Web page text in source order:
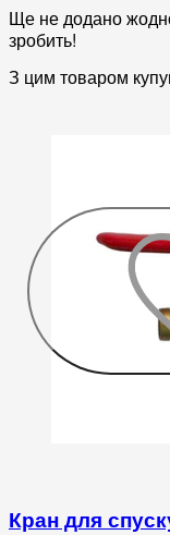
Ще не додано
зробить!
З цим товаром
Кран для